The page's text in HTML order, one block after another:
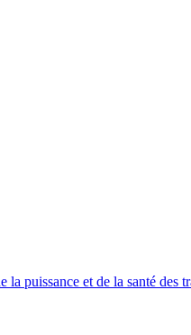
puissance et de la santé